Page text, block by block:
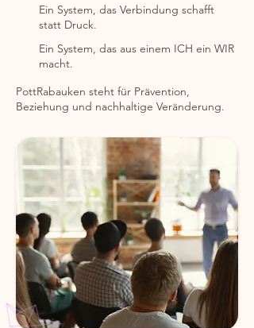
Ein System, das Verbindung schafft
statt Druck.
Ein System, das aus einem ICH ein WIR
macht.
PottRabauken steht für Prävention,
Beziehung und nachhaltige Veränderung.